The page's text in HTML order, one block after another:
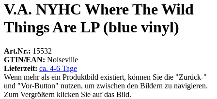
V.A. NYHC Where The Wild
Things Are LP (blue vinyl)
Art.Nr.: 15532
GTIN/EAN: Noiseville
Lieferzeit: ca. 4-6 Tage
Wenn mehr als ein Produktbild existiert, können Sie die "Zurück-"
und "Vor-Button" nutzen, um zwischen den Bildern zu navigieren.
Zum Vergrößern klicken Sie auf das Bild.